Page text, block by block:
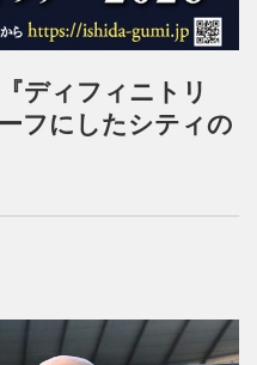
a
v
a
n
ディフィニトリ
フにしたシティの